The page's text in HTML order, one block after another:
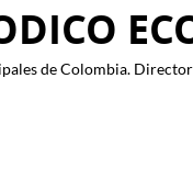
de Colombia.